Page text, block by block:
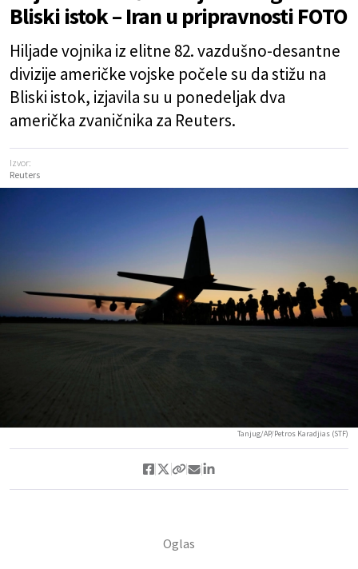
Bliski istok – Iran u pripravnosti FOTO
Hiljade vojnika iz elitne 82. vazdušno-desantne
divizije američke vojske počele su da stižu na
Bliski istok, izjavila su u ponedeljak dva
američka zvaničnika za Reuters.
Izvor:
Reuters
Tanjug/AP/Petros Karadjias (STF)